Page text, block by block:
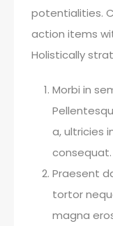
potentialities.
action items
Holistically
Morbi in
a, ultricies
consequat.
Praesent
tortor
magna